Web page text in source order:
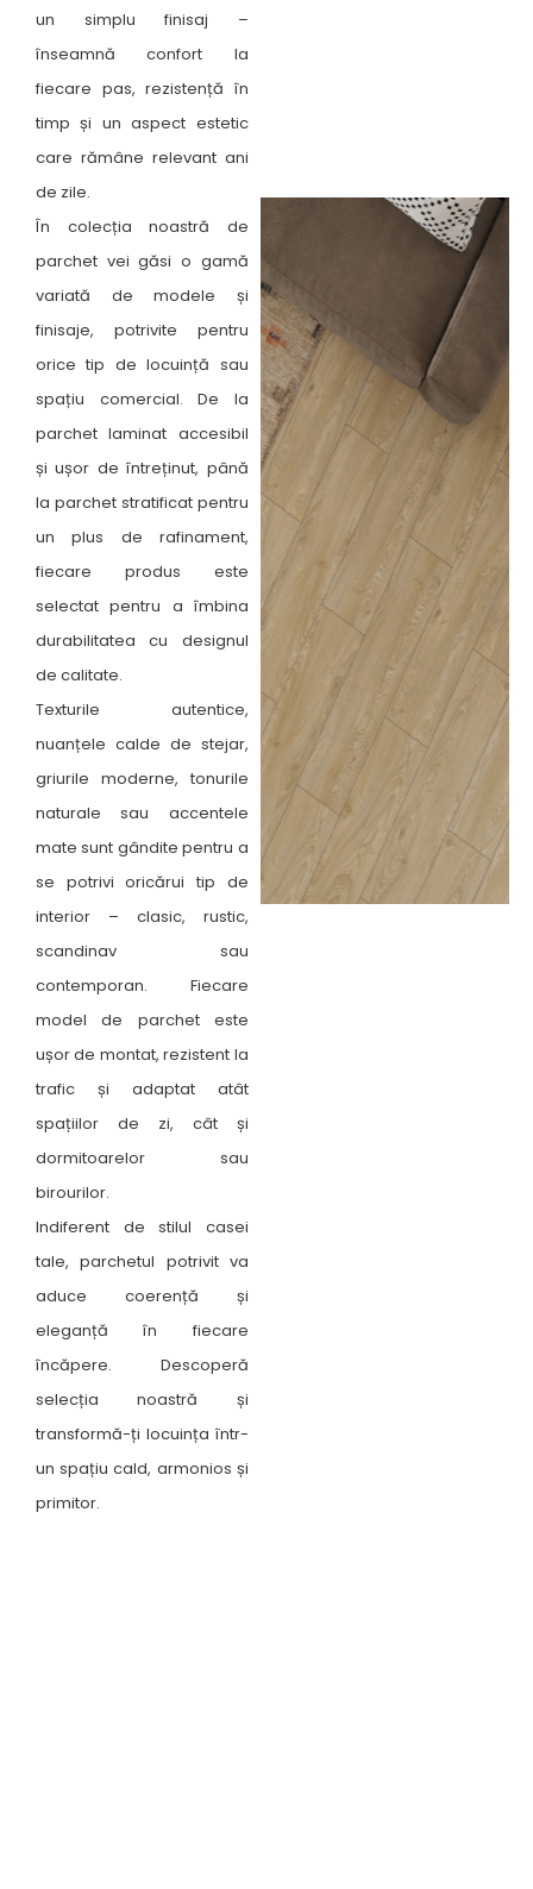
un simplu finisaj –
înseamnă confort la
fiecare pas, rezistență în
timp și un aspect estetic
care rămâne relevant ani
de zile.
În colecția noastră de
parchet vei găsi o gamă
variată de modele și
finisaje, potrivite pentru
orice tip de locuință sau
spațiu comercial. De la
parchet laminat accesibil
și ușor de întreținut, până
la parchet stratificat pentru
un plus de rafinament,
fiecare produs este
selectat pentru a îmbina
durabilitatea cu designul
de calitate.
Texturile autentice,
nuanțele calde de stejar,
griurile moderne, tonurile
naturale sau accentele
mate sunt gândite pentru a
se potrivi oricărui tip de
interior – clasic, rustic,
scandinav sau
contemporan. Fiecare
model de parchet este
ușor de montat, rezistent la
trafic și adaptat atât
spațiilor de zi, cât și
dormitoarelor sau
birourilor.
Indiferent de stilul casei
tale, parchetul potrivit va
aduce coerență și
eleganță în fiecare
încăpere. Descoperă
selecția noastră și
transformă-ți locuința într-
un spațiu cald, armonios și
primitor.